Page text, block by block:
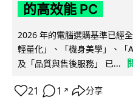
的高效能 PC
2026 年的電腦選購基準已經
輕量化」、「機身美學」、「
及「品質與售後服務」 已...
21 1 ↗ 分享